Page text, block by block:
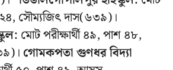
২৪, সৌম্যজিৎ দাস(৬৩৯)।
মোট পরীক্ষার্থী ৪৯, পাশ ৪৮,
গোমকপতা গুণধর বিদ্যা